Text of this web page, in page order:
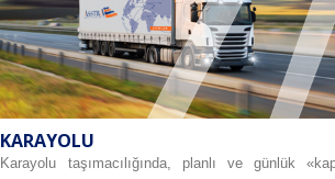
KARAYOLU
Karayolu taşımacılığında, planlı ve günlük